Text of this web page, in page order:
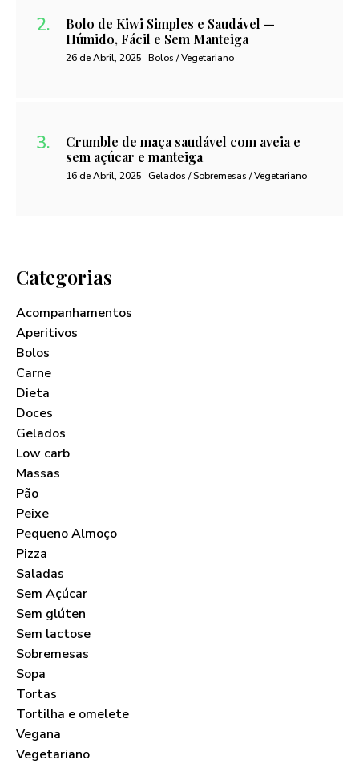
Bolo de Kiwi Simples e Saudável —
Húmido, Fácil e Sem Manteiga
26 de Abril, 2025 Bolos / Vegetariano
Crumble de maça saudável com aveia e
sem açúcar e manteiga
16 de Abril, 2025 Gelados / Sobremesas / Vegetariano
Categorias
Acompanhamentos
Aperitivos
Bolos
Carne
Dieta
Doces
Gelados
Low carb
Massas
Pão
Peixe
Pequeno Almoço
Pizza
Saladas
Sem Açúcar
Sem glúten
Sem lactose
Sobremesas
Sopa
Tortas
Tortilha e omelete
Vegana
Vegetariano